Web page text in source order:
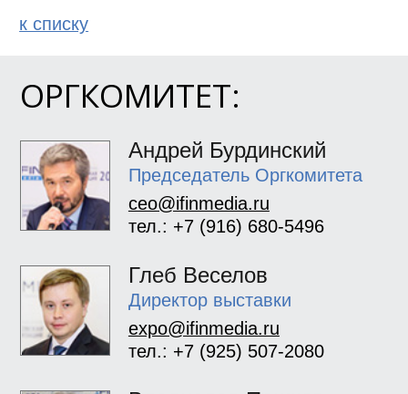
ОРГКОМИТЕТ:
Андрей Бурдинский
Председатель Оргкомитета
ceo@ifinmedia.ru
тел.: +7 (916) 680-5496
Глеб Веселов
Директор выставки
expo@ifinmedia.ru
тел.: +7 (925) 507-2080
к спиcку